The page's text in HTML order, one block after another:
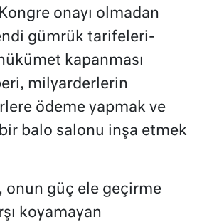
onayı olmadan
gümrük tarifeleri-
kapanması
milyarderlerin
ödeme yapmak ve
bir balo salonu inşa etmek
onun güç ele geçirme
koyamayan